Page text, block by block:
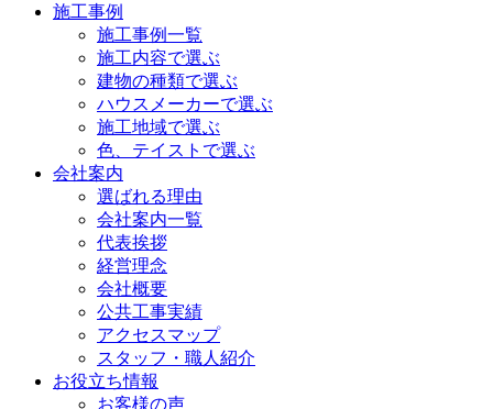
施工事例
施工事例一覧
施工内容で選ぶ
建物の種類で選ぶ
ハウスメーカーで選ぶ
施工地域で選ぶ
色、テイストで選ぶ
会社案内
選ばれる理由
会社案内一覧
代表挨拶
経営理念
会社概要
公共工事実績
アクセスマップ
スタッフ・職人紹介
お役立ち情報
お客様の声